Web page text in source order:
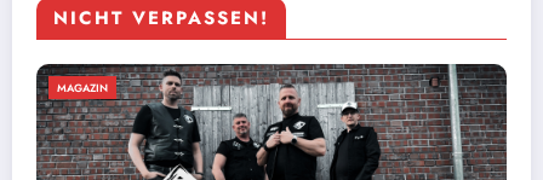
NICHT VERPASSEN!
MAGAZIN